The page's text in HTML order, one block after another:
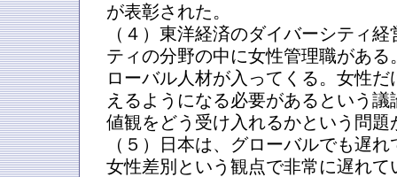
が表彰された。
（４）東洋経済のダイバーシティ
ティの分野の中に女性管理職があ
ローバル人材が入ってくる。女性
えるようになる必要があるという
値観をどう受け入れるかという問題
（５）日本は、グローバルでも遅
女性差別という観点で非常に遅れて